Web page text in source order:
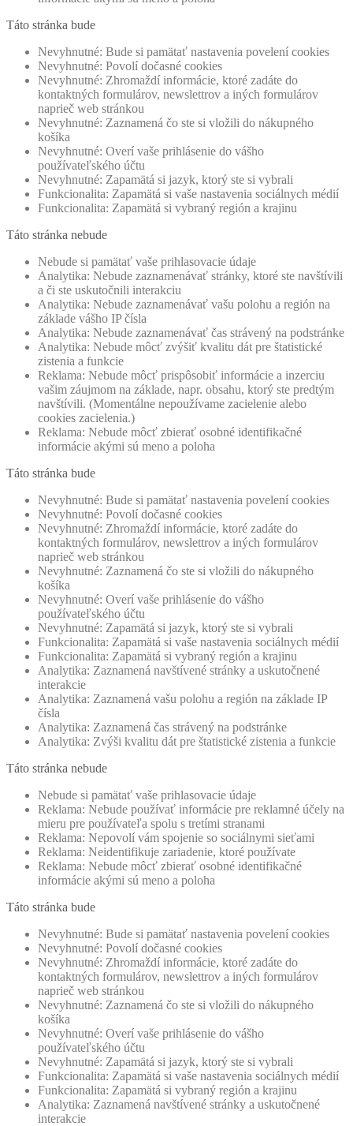
Táto stránka bude
Nevyhnutné: Bude si pamätať nastavenia povelení cookies
Nevyhnutné: Povolí dočasné cookies
Nevyhnutné: Zhromaždí informácie, ktoré zadáte do
kontaktných formulárov, newslettrov a iných formulárov
naprieč web stránkou
Nevyhnutné: Zaznamená čo ste si vložili do nákupného
košíka
Nevyhnutné: Overí vaše prihlásenie do vášho
používateľského účtu
Nevyhnutné: Zapamätá si jazyk, ktorý ste si vybrali
Funkcionalita: Zapamätá si vaše nastavenia sociálnych médií
Funkcionalita: Zapamätá si vybraný región a krajinu
Táto stránka nebude
Nebude si pamätať vaše prihlasovacie údaje
Analytika: Nebude zaznamenávať stránky, ktoré ste navštívili
a či ste uskutočnili interakciu
Analytika: Nebude zaznamenávať vašu polohu a región na
základe vášho IP čísla
Analytika: Nebude zaznamenávať čas strávený na podstránke
Analytika: Nebude môcť zvýšiť kvalitu dát pre štatistické
zistenia a funkcie
Reklama: Nebude môcť prispôsobiť informácie a inzerciu
vašim záujmom na základe, napr. obsahu, ktorý ste predtým
navštívili. (Momentálne nepoužívame zacielenie alebo
cookies zacielenia.)
Reklama: Nebude môcť zbierať osobné identifikačné
informácie akými sú meno a poloha
Táto stránka bude
Nevyhnutné: Bude si pamätať nastavenia povelení cookies
Nevyhnutné: Povolí dočasné cookies
Nevyhnutné: Zhromaždí informácie, ktoré zadáte do
kontaktných formulárov, newslettrov a iných formulárov
naprieč web stránkou
Nevyhnutné: Zaznamená čo ste si vložili do nákupného
košíka
Nevyhnutné: Overí vaše prihlásenie do vášho
používateľského účtu
Nevyhnutné: Zapamätá si jazyk, ktorý ste si vybrali
Funkcionalita: Zapamätá si vaše nastavenia sociálnych médií
Funkcionalita: Zapamätá si vybraný región a krajinu
Analytika: Zaznamená navštívené stránky a uskutočnené
interakcie
Analytika: Zaznamená vašu polohu a región na základe IP
čísla
Analytika: Zaznamená čas strávený na podstránke
Analytika: Zvýši kvalitu dát pre štatistické zistenia a funkcie
Táto stránka nebude
Nebude si pamätať vaše prihlasovacie údaje
Reklama: Nebude používať informácie pre reklamné účely na
mieru pre používateľa spolu s tretími stranami
Reklama: Nepovolí vám spojenie so sociálnymi sieťami
Reklama: Neidentifikuje zariadenie, ktoré používate
Reklama: Nebude môcť zbierať osobné identifikačné
informácie akými sú meno a poloha
Táto stránka bude
Nevyhnutné: Bude si pamätať nastavenia povelení cookies
Nevyhnutné: Povolí dočasné cookies
Nevyhnutné: Zhromaždí informácie, ktoré zadáte do
kontaktných formulárov, newslettrov a iných formulárov
naprieč web stránkou
Nevyhnutné: Zaznamená čo ste si vložili do nákupného
košíka
Nevyhnutné: Overí vaše prihlásenie do vášho
používateľského účtu
Nevyhnutné: Zapamätá si jazyk, ktorý ste si vybrali
Funkcionalita: Zapamätá si vaše nastavenia sociálnych médií
Funkcionalita: Zapamätá si vybraný región a krajinu
Analytika: Zaznamená navštívené stránky a uskutočnené
interakcie